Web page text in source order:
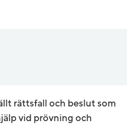
rättsfall och beslut som
vid prövning och